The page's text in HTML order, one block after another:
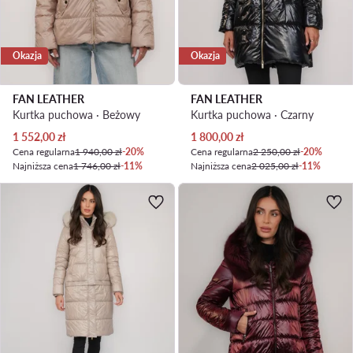
Okazja
FAN LEATHER
Kurtka puchowa · Beżowy
Aktualna cena
1 552,00zł
Cena regularna1 940,00 zł-20%
Najniższa cena1 746,00 zł-11%
Okazja
FAN LEATHER
Kurtka puchowa · Czarny
Aktualna cena
1 800,00zł
Cena regularna2 250,00 zł-20%
Najniższa cena2 025,00 zł-11%